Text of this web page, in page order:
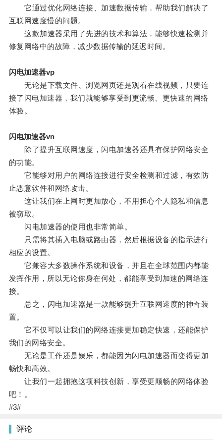
它通过优化网络连接、加速数据传输，帮助我们解决了
互联网速度慢的问题。
这款加速器采用了先进的技术和算法，能够快速检测并
修复网络中的故障，减少数据传输的延迟时间。
闪电加速器vp
无论是下载文件、浏览网页还是观看在线视频，只要连
接了闪电加速器，我们就能够享受到更流畅、更快速的网络
体验。
闪电加速器vn
除了提升互联网速度，闪电加速器还具有保护网络安全
的功能。
它能够对用户的网络连接进行安全检测和过滤，有效防
止恶意软件和网络攻击。
这让我们在上网时更加放心，不用担心个人隐私和信息
被窃取。
闪电加速器的使用也非常简单。
只需将其插入电脑或路由器，然后根据设备的指示进行
相应的设置。
它兼容大多数操作系统和设备，并且在全球范围内都能
发挥作用，所以无论你身在何处，都能享受到加速的网络连
接。
总之，闪电加速器是一款能够提升互联网速度的神奇装
置。
它不仅可以让我们的网络连接更加稳定快速，还能保护
我们的网络安全。
无论是工作还是娱乐，都能因为闪电加速器而变得更加
畅快和高效。
让我们一起拥抱这项科技创新，享受更顺畅的网络体验
吧！。
#3#
评论